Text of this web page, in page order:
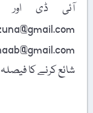
آئی ڈی اور
شائع کرنے کا